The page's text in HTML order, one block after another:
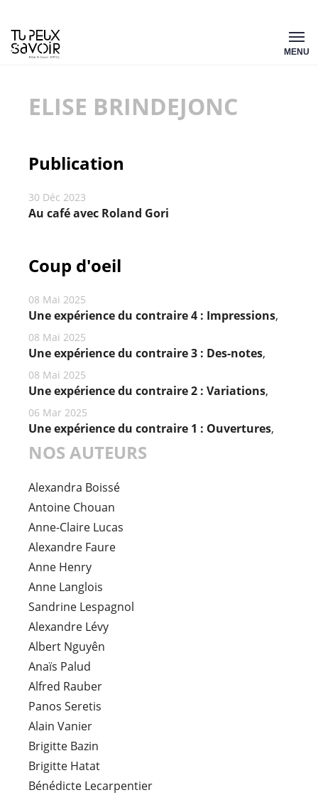
Aller
au
MENU
ELISE BRINDEJONC
Publication
30 Déc 2023
Au café avec Roland Gori
Coup d'oeil
08 Mai 2025
Une expérience du contraire 4 : Impressions,
08 Mai 2025
Une expérience du contraire 3 : Des-notes,
08 Mai 2025
Une expérience du contraire 2 : Variations,
06 Mar 2025
Une expérience du contraire 1 : Ouvertures,
NOS AUTEURS
Alexandra Boissé
Antoine Chouan
Anne-Claire Lucas
Alexandre Faure
Anne Henry
Anne Langlois
Sandrine Lespagnol
Alexandre Lévy
Albert Nguyên
Anaïs Palud
Alfred Rauber
Panos Seretis
Alain Vanier
Brigitte Bazin
Brigitte Hatat
Bénédicte Lecarpentier